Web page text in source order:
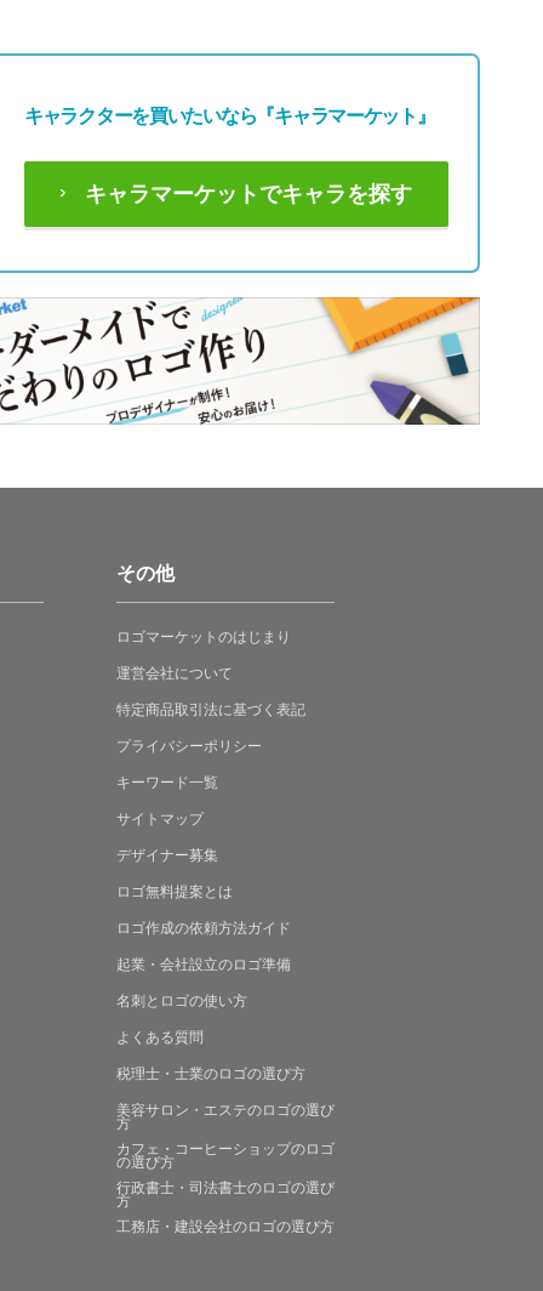
キャラクターを買いたいなら 『キャラマーケット』
キャラマーケットでキャラを探す
その他
ロゴマーケットのはじまり
運営会社について
特定商品取引法に基づく表記
プライバシーポリシー
キーワード一覧
サイトマップ
デザイナー募集
ロゴ無料提案とは
ロゴ作成の依頼方法ガイド
起業・会社設立のロゴ準備
名刺とロゴの使い方
よくある質問
税理士・士業のロゴの選び方
美容サロン・エステのロゴの選び
方
カフェ・コーヒーショップのロゴ
の選び方
行政書士・司法書士のロゴの選び
方
工務店・建設会社のロゴの選び方